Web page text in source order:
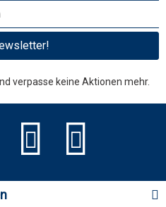
verpasse keine Aktionen mehr.